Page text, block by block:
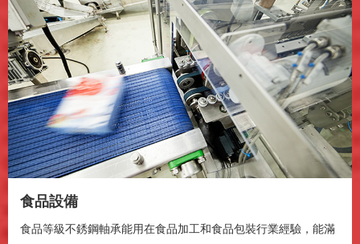
食品設備
食品等級不銹鋼軸承能用在食品加工和食品包裝行業經驗，能滿